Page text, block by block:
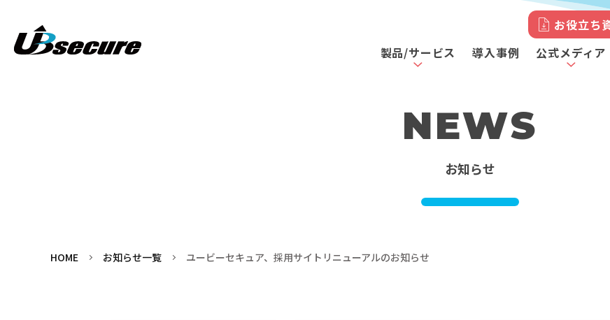
お役立ち
製品/サービス
導入事例 公式メディア
NEWS
お知らせ
HOME お知らせ一覧 ユービーセキュア、採用サイトリニューアルのお知らせ